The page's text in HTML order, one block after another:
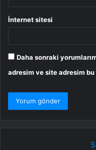
İnternet sitesi
Daha sonraki
adresim ve site adresim